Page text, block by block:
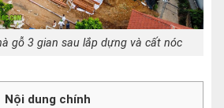
gỗ 3 gian sau lắp dựng và cất nóc
Nội dung chính